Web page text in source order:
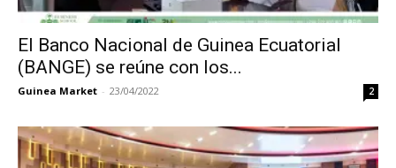
El Banco Nacional de Guinea Ecuatorial
(BANGE) se reúne con los...
Guinea Market - 23/04/2022 2